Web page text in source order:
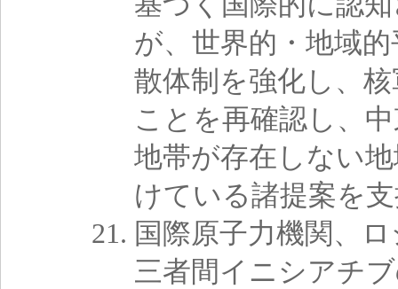
が、世界的・地域
散体制を強化し、
ことを再確認し、
地帯が存在しない
けている諸提案を
国際原子力機関、
三者間イニシアチ